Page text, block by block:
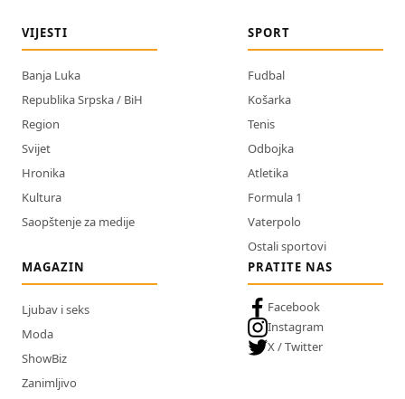
VIJESTI
Banja Luka
Republika Srpska / BiH
Region
Svijet
Hronika
Kultura
Saopštenje za medije
SPORT
Fudbal
Košarka
Tenis
Odbojka
Atletika
Formula 1
Vaterpolo
Ostali sportovi
MAGAZIN
Ljubav i seks
Moda
ShowBiz
Zanimljivo
PRATITE NAS
Facebook
Instagram
X / Twitter